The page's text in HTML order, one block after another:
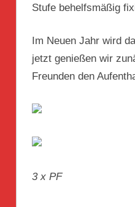
Stufe behelfsmäßig
Im Neuen Jahr wird
jetzt genießen wir
Freunden den
3 x PF